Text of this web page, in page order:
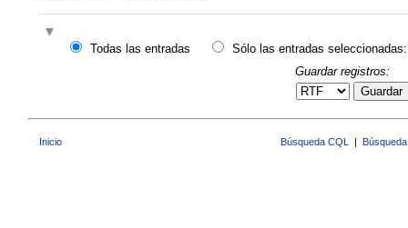
Todas las entradas
Sólo las entradas seleccionadas:
Guardar registros:
Guardar
Inicio Búsqueda CQL